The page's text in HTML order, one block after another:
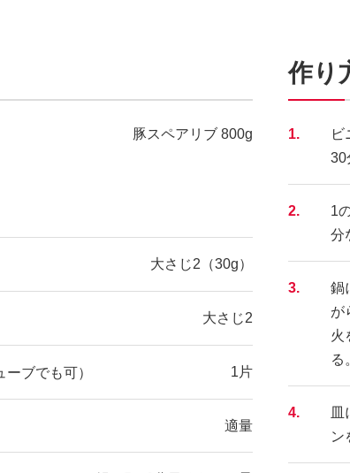
豚スペアリブ 800g
大さじ2（30g）
大さじ2
ブでも可） 1片
適量
作り
1.
ビ
30
2.
1
分
3.
鍋
が
火
る。
4.
皿
ン